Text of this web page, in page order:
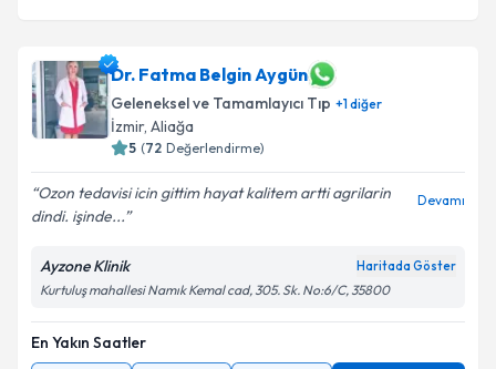
Dr. Fatma Belgin Aygün
Geleneksel ve Tamamlayıcı Tıp +1diğer
İzmir, Aliağa
5 (72 Değerlendirme)
Ozon tedavisi icin gittim hayat kalitem artti agrilarin
dindi. işinde...
Devamı
Ayzone Klinik Haritada Göster
Kurtuluş mahallesi Namık Kemal cad, 305. Sk. No:6/C, 35800
En Yakın Saatler